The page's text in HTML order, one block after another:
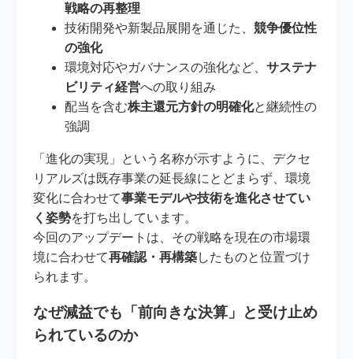
戦略の再整理
技術開発や新製品展開を通じた、競争優位性
の強化
環境対応やガバナンスの強化など、サステナ
ビリティ経営への取り組み
配当を含む株主還元方針の明確化と継続性の
強調
「進化の実現」という名称が示すように、デクセ
リアルズは既存事業の延長線にとどまらず、環境
変化に合わせて事業モデルや技術を進化させてい
く姿勢を打ち出しています。
今回のアップデートは、その戦略を現在の市場環
境に合わせて再確認・再構築したものと位置づけ
られます。
なぜ減益でも「前向きな決算」と受け止め
られているのか